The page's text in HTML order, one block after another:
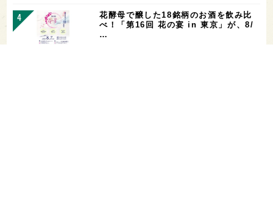
花酵母で醸した18銘柄のお酒を飲み比
べ！「第16回 花の宴 in 東京」が、8/
…